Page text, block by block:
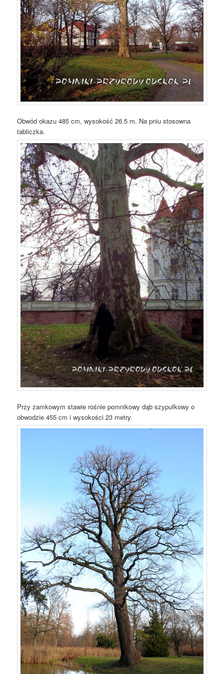
Obwód okazu 485 cm, wysokość 26.5 m. Na pniu stosowna
tabliczka.
Przy zamkowym stawie rośnie pomnikowy dąb szypułkowy o
obwodzie 455 cm i wysokości 23 metry.